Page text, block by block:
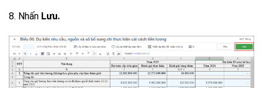
8. Nhấn Lưu.